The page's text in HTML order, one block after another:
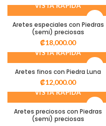
VISTA RÁPIDA
Aretes especiales con Piedras
(semi) preciosas
₡18,000.00
VISTA RÁPIDA
Aretes finos con Piedra Luna
₡12,000.00
VISTA RÁPIDA
Aretes preciosos con Piedras
(semi) preciosas